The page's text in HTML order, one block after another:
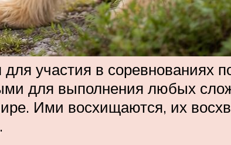
участия в соревнованиях
для выполнения любых
Ими восхищаются, их